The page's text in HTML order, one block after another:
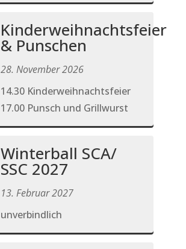
Kinderweihnachtsfeier
& Punschen
28. November 2026
14.30 Kinderweihnachtsfeier
17.00 Punsch und Grillwurst
Winterball SCA/
SSC 2027
13. Februar 2027
unverbindlich